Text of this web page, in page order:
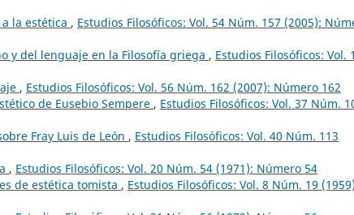
la estética , Estudios Filosóficos: Vol. 54 Núm. 157 (2005):
y del lenguaje en la Filosofía griega , Estudios Filosóficos: Vol.
, Estudios Filosóficos: Vol. 56 Núm. 162 (2007): Número 162
de Eusebio Sempere , Estudios Filosóficos: Vol. 37 Núm.
Fray Luis de León , Estudios Filosóficos: Vol. 40 Núm. 113
, Estudios Filosóficos: Vol. 20 Núm. 54 (1971): Número 54
de estética tomista , Estudios Filosóficos: Vol. 8 Núm. 19